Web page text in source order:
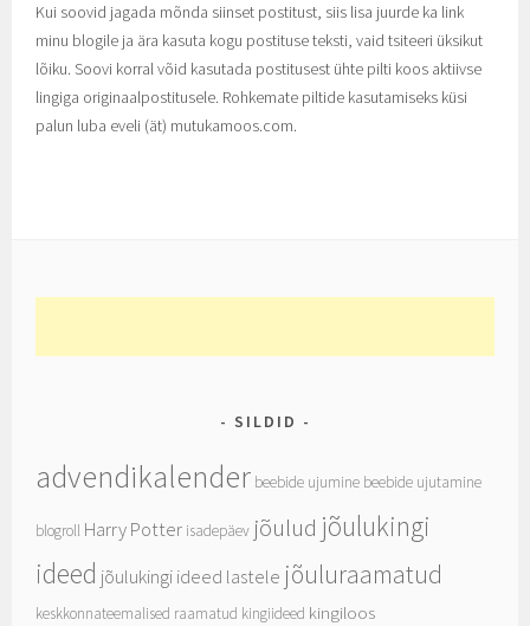
Kui soovid jagada mõnda siinset postitust, siis lisa juurde ka link
minu blogile ja ära kasuta kogu postituse teksti, vaid tsiteeri üksikut
lõiku. Soovi korral võid kasutada postitusest ühte pilti koos aktiivse
lingiga originaalpostitusele. Rohkemate piltide kasutamiseks küsi
palun luba eveli (ät) mutukamoos.com.
SILDID
advendikalender beebide ujumine beebide ujutamine
blogroll Harry Potter isadepäev jõulud jõulukingi
ideed jõulukingi ideed lastele jõuluraamatud
keskkonnateemalised raamatud kingiideed kingiloos